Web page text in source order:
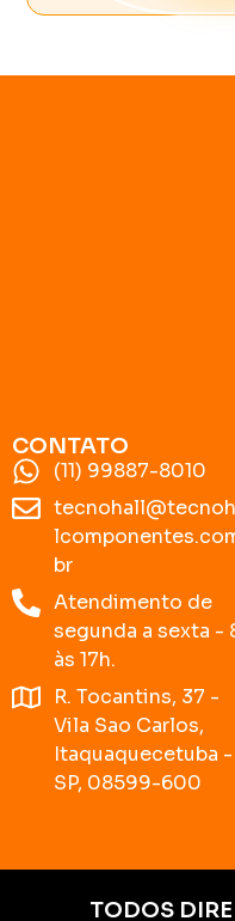
CONTATO
(11) 99887-8010
br
Atendimento de
segunda a sexta -
às 17h.
R. Tocantins, 37 -
Vila Sao Carlos,
Itaquaquecetuba -
SP, 08599-600
TODOS